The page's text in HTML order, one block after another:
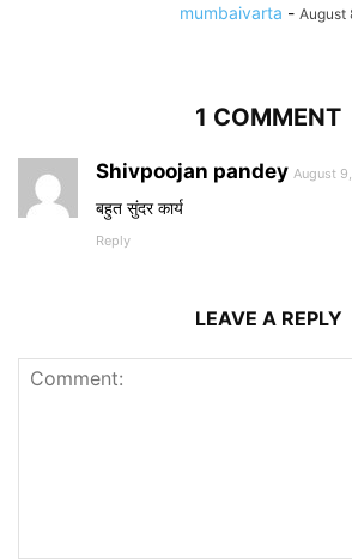
mumbaivarta - August
1 COMMENT
Shivpoojan pandey August
बहुत सुंदर कार्य
Reply
LEAVE A REPLY